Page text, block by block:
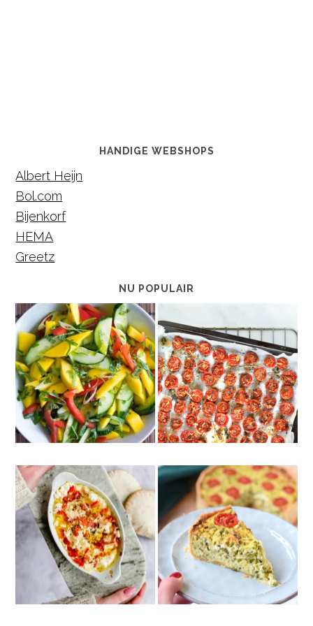
HANDIGE WEBSHOPS
Albert Heijn
Bol.com
Bijenkorf
HEMA
Greetz
NU POPULAIR